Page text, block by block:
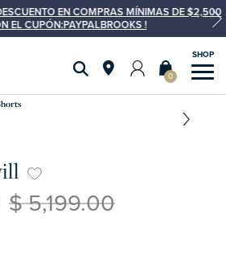
EN COMPRAS MÍNIMAS DE $2,500
EL CUPÓN:PAYPALBROOKS !
0
$ 5,199.00